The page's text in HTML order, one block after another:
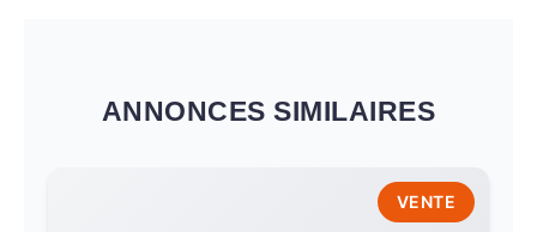
ANNONCES SIMILAIRES
VENTE